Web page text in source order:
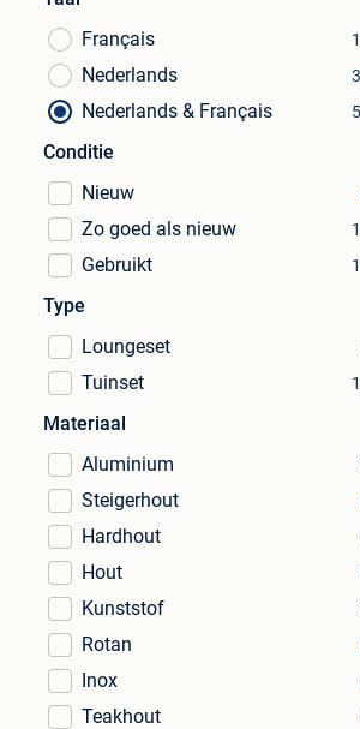
Français
Nederlands
Nederlands & Français
Conditie
Nieuw
Zo goed als nieuw
Gebruikt
Type
Loungeset
Tuinset
Materiaal
Aluminium
Steigerhout
Hardhout
Hout
Kunststof
Rotan
Inox
Teakhout